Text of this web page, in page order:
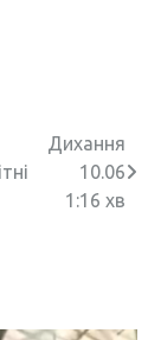
Дихання
10.06
1:16 хв